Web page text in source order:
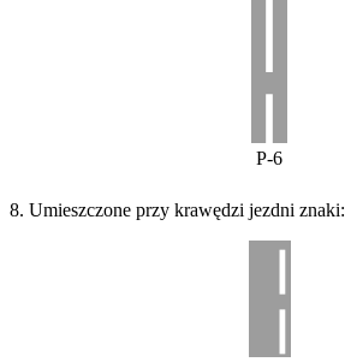
P-6
8. Umieszczone przy krawędzi jezdni znaki: